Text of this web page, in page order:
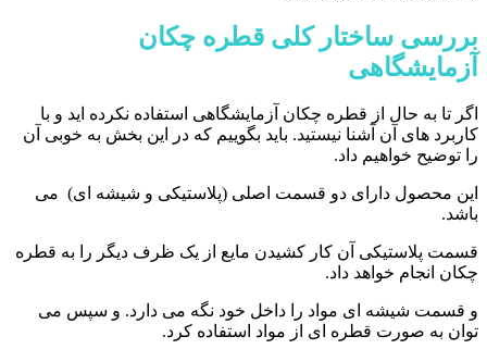
بررسی ساختار کلی قطره چکان
آزمایشگاهی
اگر تا به حال از قطره چکان آزمایشگاهی استفاده نکرده اید و با
کاربرد های آن آشنا نیستید. باید بگوییم که در این بخش به خوبی آن
را توضیح خواهیم داد.
این محصول دارای دو قسمت اصلی (پلاستیکی و شیشه ای) می
باشد.
قسمت پلاستیکی آن کار کشیدن مایع از یک ظرف دیگر را به قطره
چکان انجام خواهد داد.
و قسمت شیشه ای مواد را داخل خود نگه می دارد. و سپس می
توان به صورت قطره ای از مواد استفاده کرد.